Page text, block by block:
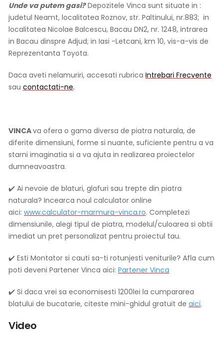
Unde va putem gasi?Depozitele Vinca sunt situate in :
judetul Neamt, localitatea Roznov, str. Paltinului, nr.883; in
localitatea Nicolae Balcescu, Bacau DN2, nr. 1248, intrarea
in Bacau dinspre Adjud; in Iasi -Letcani, km 10, vis-a-vis de
Reprezentanta Toyota.
Daca aveti nelamuriri, accesati rubrica Intrebari Frecvente
sau contactati-ne.
VINCAva ofera o gama diversa de piatra naturala, de
diferite dimensiuni, forme si nuante, suficiente pentru a va
starni imaginatia si a va ajuta in realizarea proiectelor
dumneavoastra.
✔️ Ai nevoie de blaturi, glafuri sau trepte din piatra
naturala? Incearca noul calculator online
aici: www.calculator-marmura-vinca.ro. Completezi
dimensiunile, alegi tipul de piatra, modelul/culoarea si obtii
imediat un pret personalizat pentru proiectul tau.
✔️ Esti Montator si cauti sa-ti rotunjesti veniturile? Afla cum
poti deveni Partener Vinca aici: Partener Vinca
✔️ Si daca vrei sa economisesti 1200lei la cumpararea
blatului de bucatarie, citeste mini-ghidul gratuit de aici.
Video